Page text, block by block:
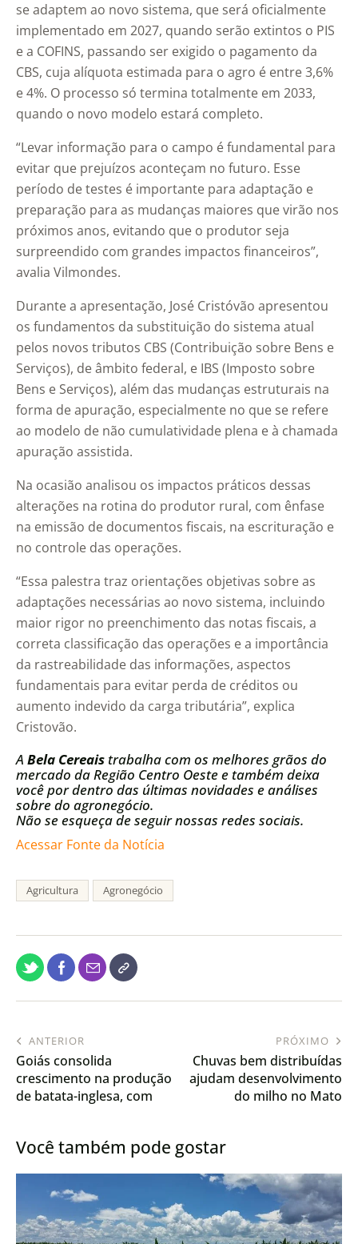
se adaptem ao novo sistema, que será oficialmente
implementado em 2027, quando serão extintos o PIS
e a COFINS, passando ser exigido o pagamento da
CBS, cuja alíquota estimada para o agro é entre 3,6%
e 4%. O processo só termina totalmente em 2033,
quando o novo modelo estará completo.
“Levar informação para o campo é fundamental para
evitar que prejuízos aconteçam no futuro. Esse
período de testes é importante para adaptação e
preparação para as mudanças maiores que virão nos
próximos anos, evitando que o produtor seja
surpreendido com grandes impactos financeiros”,
avalia Vilmondes.
Durante a apresentação, José Cristóvão apresentou
os fundamentos da substituição do sistema atual
pelos novos tributos CBS (Contribuição sobre Bens e
Serviços), de âmbito federal, e IBS (Imposto sobre
Bens e Serviços), além das mudanças estruturais na
forma de apuração, especialmente no que se refere
ao modelo de não cumulatividade plena e à chamada
apuração assistida.
Na ocasião analisou os impactos práticos dessas
alterações na rotina do produtor rural, com ênfase
na emissão de documentos fiscais, na escrituração e
no controle das operações.
“Essa palestra traz orientações objetivas sobre as
adaptações necessárias ao novo sistema, incluindo
maior rigor no preenchimento das notas fiscais, a
correta classificação das operações e a importância
da rastreabilidade das informações, aspectos
fundamentais para evitar perda de créditos ou
aumento indevido da carga tributária”, explica
Cristovão.
A Bela Cereais trabalha com os melhores grãos do
mercado da Região Centro Oeste e também deixa
você por dentro das últimas novidades e análises
sobre do agronegócio.
Não se esqueça de seguir nossas redes sociais.
Acessar Fonte da Notícia
Agricultura Agronegócio
ANTERIOR
Goiás consolida
crescimento na produção
de batata-inglesa, com
PRÓXIMO
Chuvas bem distribuídas
ajudam desenvolvimento
do milho no Mato
Você também pode gostar